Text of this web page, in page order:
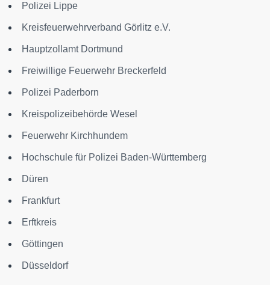
Polizei Lippe
Kreisfeuerwehrverband Görlitz e.V.
Hauptzollamt Dortmund
Freiwillige Feuerwehr Breckerfeld
Polizei Paderborn
Kreispolizeibehörde Wesel
Feuerwehr Kirchhundem
Hochschule für Polizei Baden-Württemberg
Düren
Frankfurt
Erftkreis
Göttingen
Düsseldorf